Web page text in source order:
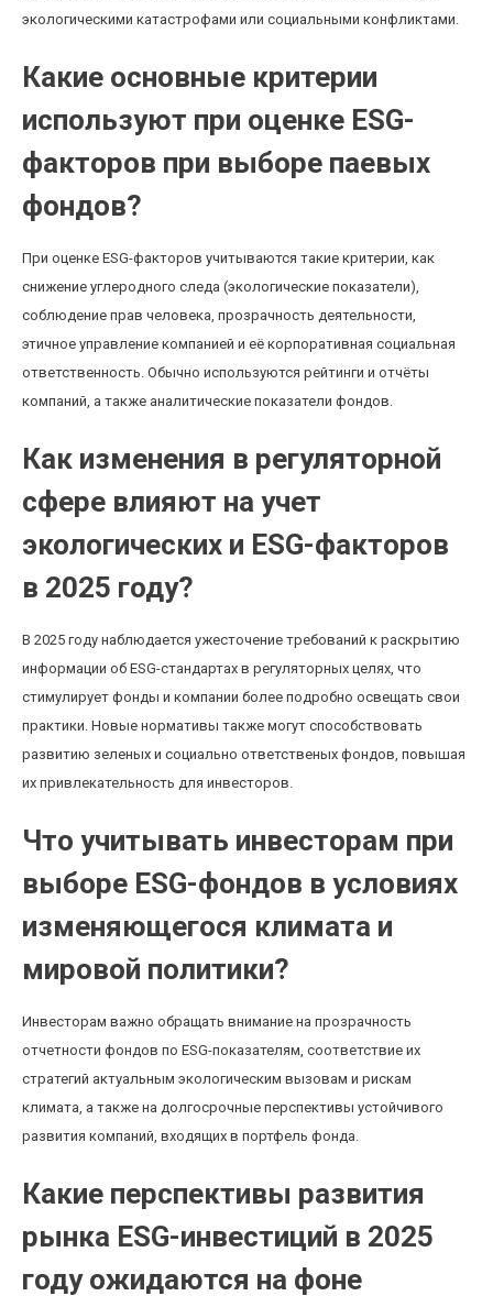
экологическими катастрофами или социальными конфликтами.
Какие основные критерии
используют при оценке ESG-
факторов при выборе паевых
фондов?
При оценке ESG-факторов учитываются такие критерии, как
снижение углеродного следа (экологические показатели),
соблюдение прав человека, прозрачность деятельности,
этичное управление компанией и её корпоративная социальная
ответственность. Обычно используются рейтинги и отчёты
компаний, а также аналитические показатели фондов.
Как изменения в регуляторной
сфере влияют на учет
экологических и ESG-факторов
в 2025 году?
В 2025 году наблюдается ужесточение требований к раскрытию
информации об ESG-стандартах в регуляторных целях, что
стимулирует фонды и компании более подробно освещать свои
практики. Новые нормативы также могут способствовать
развитию зеленых и социально ответственых фондов, повышая
их привлекательность для инвесторов.
Что учитывать инвесторам при
выборе ESG-фондов в условиях
изменяющегося климата и
мировой политики?
Инвесторам важно обращать внимание на прозрачность
отчетности фондов по ESG-показателям, соответствие их
стратегий актуальным экологическим вызовам и рискам
климата, а также на долгосрочные перспективы устойчивого
развития компаний, входящих в портфель фонда.
Какие перспективы развития
рынка ESG-инвестиций в 2025
году ожидаются на фоне